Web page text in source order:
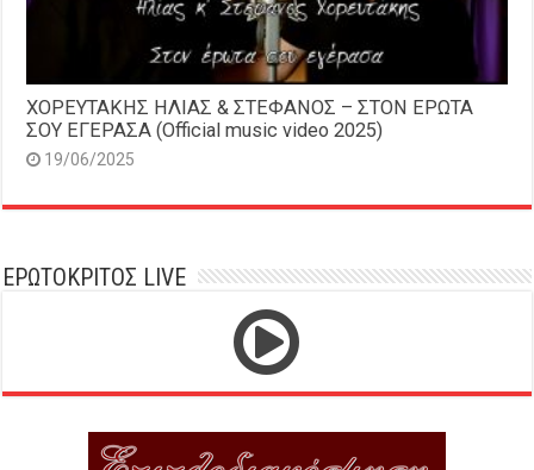
ΧΟΡΕΥΤΑΚΗΣ ΗΛΙΑΣ & ΣΤΕΦΑΝΟΣ – ΣΤΟΝ ΕΡΩΤΑ
ΣΟΥ ΕΓΕΡΑΣΑ (Official music video 2025)
19/06/2025
ΕΡΩΤΟΚΡΙΤΟΣ LIVE